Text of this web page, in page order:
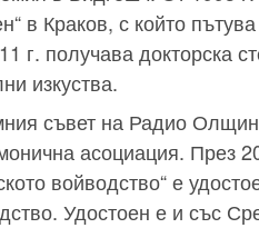
в Краков, с който
г. получава докторска
изкуства.
съвет на Радио
асоциация. През
войводство“ е
Удостоен е и със